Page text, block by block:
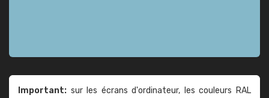
Important: sur les écrans d'ordinateur, les couleurs RAL